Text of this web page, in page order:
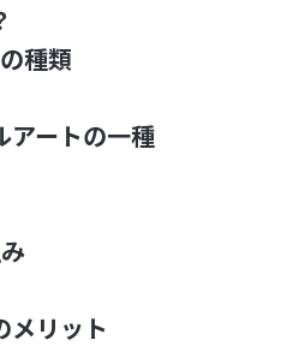
種類
アートの一種
メリット